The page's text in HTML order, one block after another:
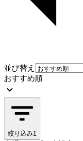
並び替え
おすすめ順
絞り込み1